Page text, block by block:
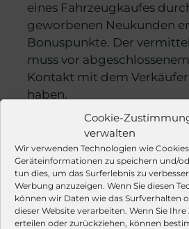
Cookie-
verwalten
Wir verwenden Technologien wie
Geräteinformationen zu speichern und/
tun dies, um das Surferlebnis zu
Werbung anzuzeigen. Wenn Sie diesen
können wir Daten wie das Surfverhalten
dieser Website verarbeiten. Wenn Sie
erteilen oder zurückziehen, können
eines Fahrzeugkaufes
geworbenen Neukunden
Bonuspunkte. Der
muss vor
Kontakt mit dem
haben.
f
i
y
t